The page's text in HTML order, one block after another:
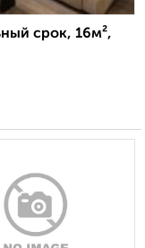
срок, 16м²,